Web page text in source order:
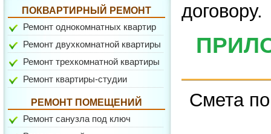
ПОКВАРТИРНЫЙ РЕМОНТ
Ремонт однокомнатных квартир
Ремонт двухкомнатной квартиры
Ремонт трехкомнатной квартиры
Ремонт квартиры-студии
РЕМОНТ ПОМЕЩЕНИЙ
Ремонт санузла под ключ
ул. Давыдковская
договору.
Смета